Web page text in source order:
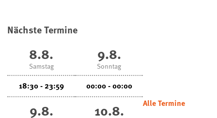
Nächste Termine
8.8.
Samstag
18:30 - 23:59
9.8.
Sonntag
00:00 - 00:00
9.8. 10.8. Alle Termine